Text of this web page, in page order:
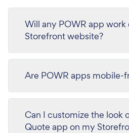
Will any POWR app work
Storefront website?
Are POWR apps mobile-
Can I customize the look
Quote app on my